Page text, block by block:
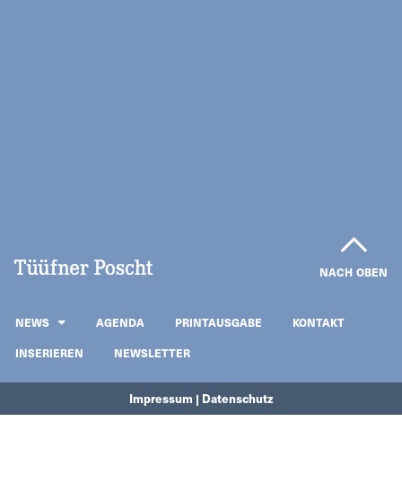
NACH OBEN
NEWS AGENDA PRINTAUSGABE
KONTAKT
INSERIEREN
NEWSLETTER
Impressum | Datenschutz